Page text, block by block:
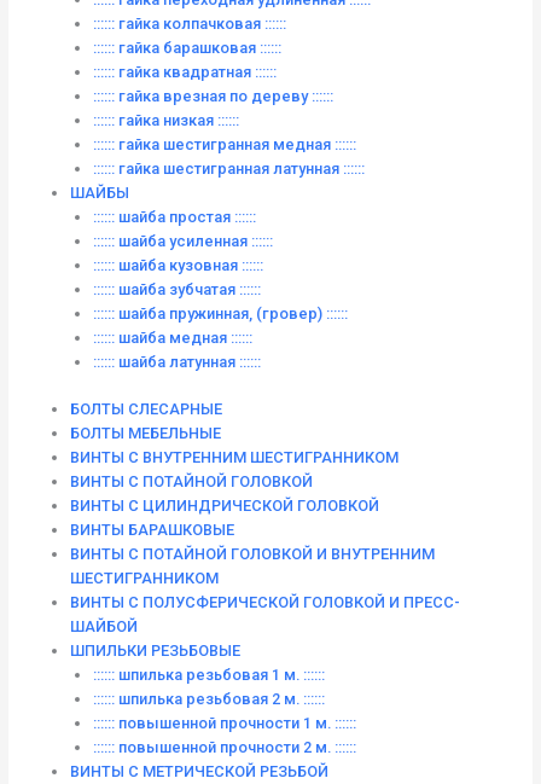
:::::: гайка колпачковая ::::::
:::::: гайка барашковая ::::::
:::::: гайка квадратная ::::::
:::::: гайка врезная по дереву ::::::
:::::: гайка низкая ::::::
:::::: гайка шестигранная медная ::::::
:::::: гайка шестигранная латунная ::::::
ШАЙБЫ
:::::: шайба простая ::::::
:::::: шайба усиленная ::::::
:::::: шайба кузовная ::::::
:::::: шайба зубчатая ::::::
:::::: шайба пружинная, (гровер) ::::::
:::::: шайба медная ::::::
:::::: шайба латунная ::::::
БОЛТЫ СЛЕСАРНЫЕ
БОЛТЫ МЕБЕЛЬНЫЕ
ВИНТЫ С ВНУТРЕННИМ ШЕСТИГРАННИКОМ
ВИНТЫ С ПОТАЙНОЙ ГОЛОВКОЙ
ВИНТЫ С ЦИЛИНДРИЧЕСКОЙ ГОЛОВКОЙ
ВИНТЫ БАРАШКОВЫЕ
ВИНТЫ С ПОТАЙНОЙ ГОЛОВКОЙ И ВНУТРЕННИМ
ШЕСТИГРАННИКОМ
ВИНТЫ С ПОЛУСФЕРИЧЕСКОЙ ГОЛОВКОЙ И ПРЕСС-
ШАЙБОЙ
ШПИЛЬКИ РЕЗЬБОВЫЕ
:::::: шпилька резьбовая 1 м. ::::::
:::::: шпилька резьбовая 2 м. ::::::
:::::: повышенной прочности 1 м. ::::::
:::::: повышенной прочности 2 м. ::::::
ВИНТЫ C МЕТРИЧЕСКОЙ РЕЗЬБОЙ